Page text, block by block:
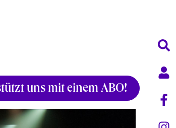
uns mit einem ABO!